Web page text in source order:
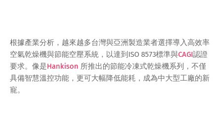
根據產業分析，越來越多台灣與亞洲製造業者選擇導入高效率
空氣乾燥機與節能空壓系統，以達到ISO 8573標準與CAGI認證
要求。像是Hankison 所推出的節能冷凍式乾燥機系列，不僅
具備智慧溫控功能，更可大幅降低能耗，成為中大型工廠的新
寵。